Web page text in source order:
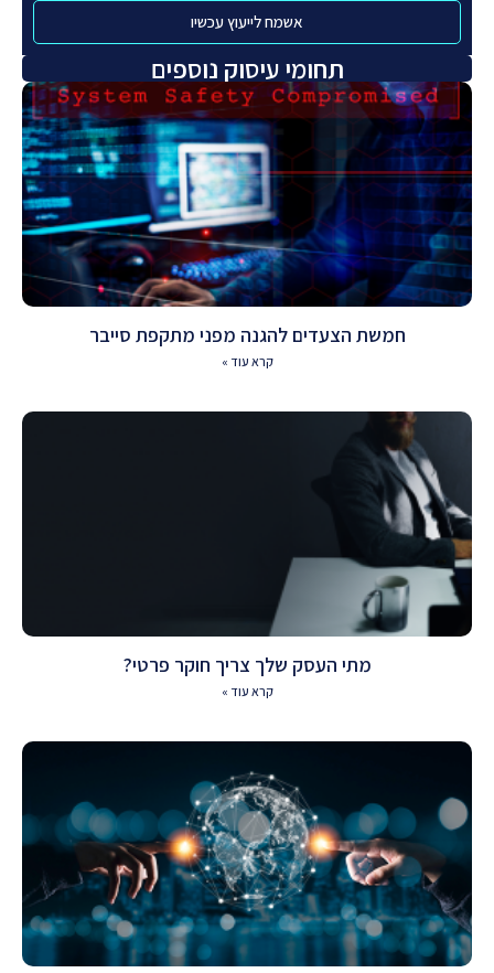
אשמח לייעוץ עכשיו
תחומי עיסוק נוספים
חמשת הצעדים להגנה מפני מתקפת סייבר
קרא עוד »
מתי העסק שלך צריך חוקר פרטי?
קרא עוד »